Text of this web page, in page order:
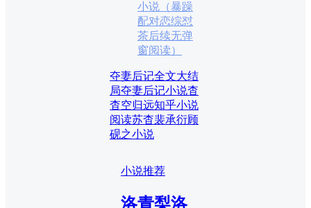
小说（暴躁
配对恋综怼
茶后续无弹
窗阅读）
夺妻后记全文大结
局夺妻后记小说杳
杳空归远知乎小说
阅读苏杳裴承衍顾
砚之小说
小说推荐
洛青梨洛